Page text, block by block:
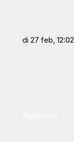
di 27 feb, 12:02